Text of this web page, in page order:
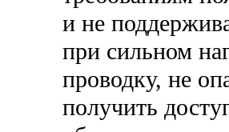
и не
при сильном
проводку, не
получить